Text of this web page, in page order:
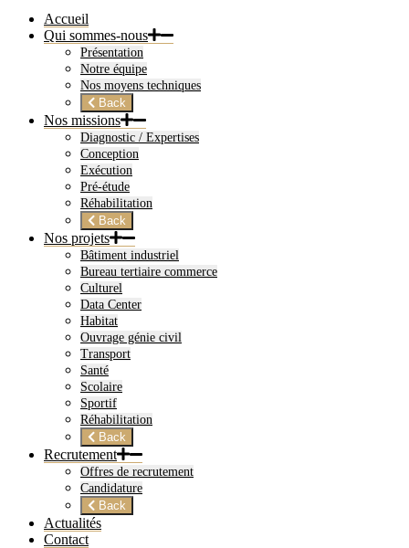
Accueil
Qui sommes-nous
Présentation
Notre équipe
Nos moyens techniques
Back
Nos missions
Diagnostic / Expertises
Conception
Exécution
Pré-étude
Réhabilitation
Back
Nos projets
Bâtiment industriel
Bureau tertiaire commerce
Culturel
Data Center
Habitat
Ouvrage génie civil
Transport
Santé
Scolaire
Sportif
Réhabilitation
Back
Recrutement
Offres de recrutement
Candidature
Back
Actualités
Contact